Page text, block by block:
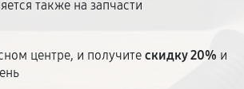
также на запчасти
центре, и получитескидку 20% и